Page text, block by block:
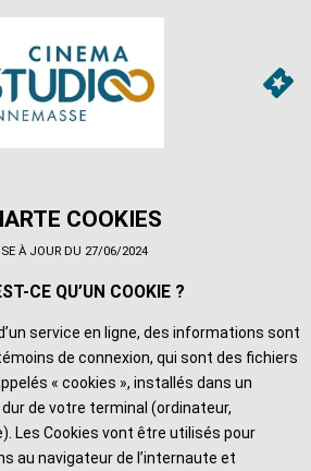
COOKIES
À JOUR DU 27/06/2024
CE QU’UN COOKIE ?
service en ligne, des informations sont
de connexion, qui sont des fichiers
« cookies », installés dans un
de votre terminal (ordinateur,
Les Cookies vont être utilisés pour
au navigateur de l’internaute et